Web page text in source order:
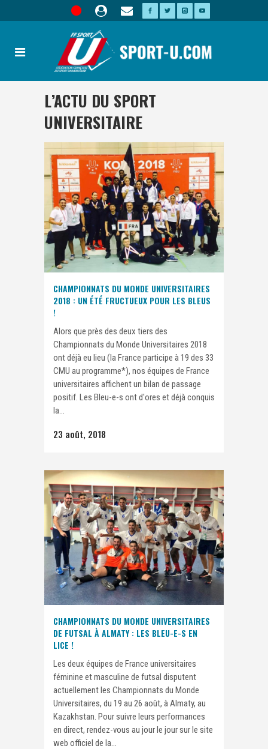
L’ACTU DU SPORT
UNIVERSITAIRE
CHAMPIONNATS DU MONDE UNIVERSITAIRES
2018 : UN ÉTÉ FRUCTUEUX POUR LES BLEUS
!
Alors que près des deux tiers des
Championnats du Monde Universitaires 2018
ont déjà eu lieu (la France participe à 19 des 33
CMU au programme*), nos équipes de France
universitaires affichent un bilan de passage
positif. Les Bleu-e-s ont d'ores et déjà conquis
la...
23 août, 2018
CHAMPIONNATS DU MONDE UNIVERSITAIRES
DE FUTSAL À ALMATY : LES BLEU-E-S EN
LICE !
Les deux équipes de France universitaires
féminine et masculine de futsal disputent
actuellement les Championnats du Monde
Universitaires, du 19 au 26 août, à Almaty, au
Kazakhstan. Pour suivre leurs performances
en direct, rendez-vous au jour le jour sur le site
web officiel de la...